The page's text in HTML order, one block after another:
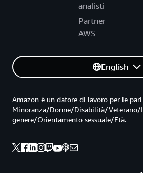
analisti
Partner
AWS
English
Amazon è un datore di lavoro per le
Minoranza/Donne/Disabilità/Veterano/
genere/Orientamento sessuale/Età.